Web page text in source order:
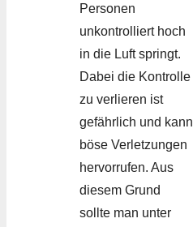
Personen
unkontrolliert hoch
in die Luft springt.
Dabei die Kontrolle
zu verlieren ist
gefährlich und kann
böse Verletzungen
hervorrufen. Aus
diesem Grund
sollte man unter